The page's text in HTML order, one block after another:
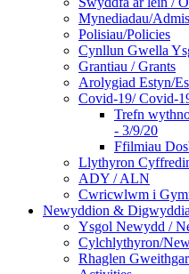
Mynediadau/
Polisiau/Policies
Cynllun Gwella
Grantiau / Grants
Arolygiad Estyn/
Covid-19/ Covid-
Trefn
- 3/9/20
Ffilmiau
Llythyron
ADY / ALN
Cwricwlwm i
Newyddion &
Ysgol Newydd /
Cylchlythyron/
Rhaglen